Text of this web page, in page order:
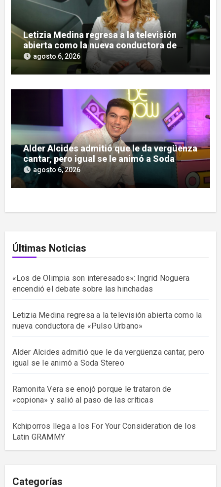
Letizia Medina regresa a la televisión
abierta como la nueva conductora de
«Pulso Urbano»
agosto 6, 2026
Alder Alcides admitió que le da vergüenza
cantar, pero igual se le animó a Soda
Stereo
agosto 6, 2026
Últimas Noticias
«Los de Olimpia son interesados»: Ingrid Noguera
encendió el debate sobre las hinchadas
Letizia Medina regresa a la televisión abierta como la
nueva conductora de «Pulso Urbano»
Alder Alcides admitió que le da vergüenza cantar, pero
igual se le animó a Soda Stereo
Ramonita Vera se enojó porque le trataron de
«copiona» y salió al paso de las críticas
Kchiporros llega a los For Your Consideration de los
Latin GRAMMY
Categorías